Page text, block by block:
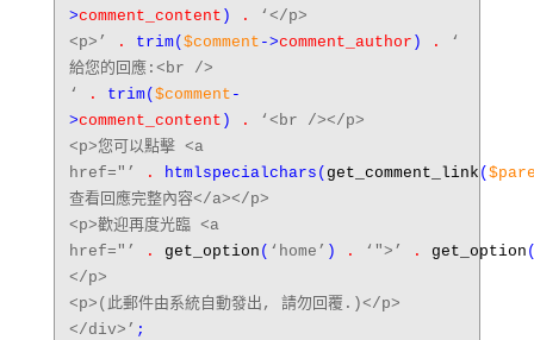
>comment_content ) .
‘</p>
<p>’
. trim( $comment ->comment_author ) .
‘
給您的回應:<br />
‘
. trim( $comment -
>comment_content ) .
‘<br /></p>
<p>您可以點擊 <a
href="’
. htmlspecialchars ( get_comment_link (
查看回應完整內容</a></p>
<p>歡迎再度光臨 <a
href="’
. get_option ( ‘home’ ) . ‘">’ . get_option
</p>
<p>(此郵件由系統自動發出, 請勿回覆.)</p>
</div>’ ;